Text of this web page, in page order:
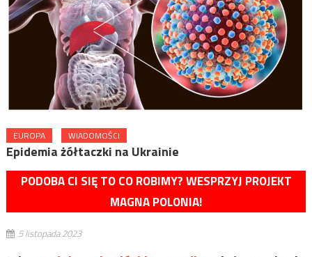
EUROPA WIADOMOŚCI
Epidemia żółtaczki na Ukrainie
PODOBA CI SIĘ TO CO ROBIMY? WESPRZYJ PROJEKT
MAGNA POLONIA!
5 listopada 2023